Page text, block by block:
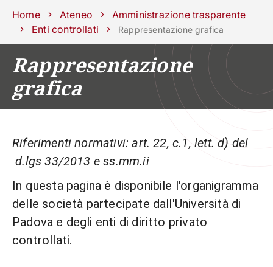
Scuole Dipartimenti CentriSostieni
Unipd
Area
stampa
Lavora con
noi
CORSI STUDIARE
RICERCA CAMPUS
ATENEO
Servizi
Home Ateneo
Amministrazione trasparente
Enti controllati
Rappresentazione grafica
Rappresentazione
grafica
Riferimenti normativi: art. 22, c.1, lett. d) del
d.lgs 33/2013 e ss.mm.ii
In questa pagina è disponibile l'organigramma
delle società partecipate dall'Università di
Padova e degli enti di diritto privato
controllati.